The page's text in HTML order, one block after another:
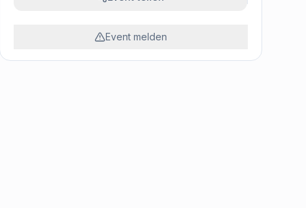
Event melden